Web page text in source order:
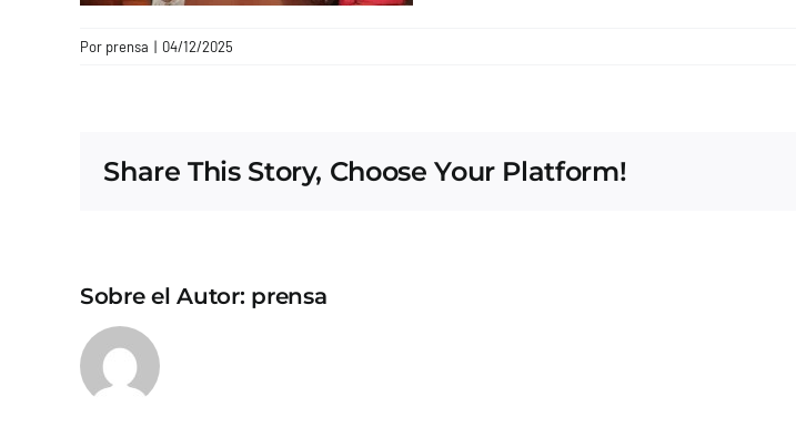
Por prensa | 04/12/2025
Share This Story, Choose Your Platform!
Sobre el Autor: prensa